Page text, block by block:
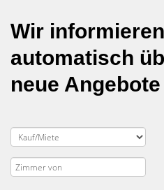
Wir
automatisch
neue Angebote